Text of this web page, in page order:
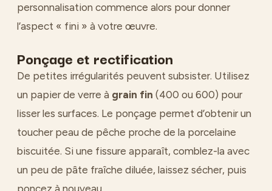
personnalisation commence alors pour donner
l’aspect « fini » à votre œuvre.
Ponçage et rectification
De petites irrégularités peuvent subsister. Utilisez
un papier de verre à grain fin (400 ou 600) pour
lisser les surfaces. Le ponçage permet d’obtenir un
toucher peau de pêche proche de la porcelaine
biscuitée. Si une fissure apparaît, comblez-la avec
un peu de pâte fraîche diluée, laissez sécher, puis